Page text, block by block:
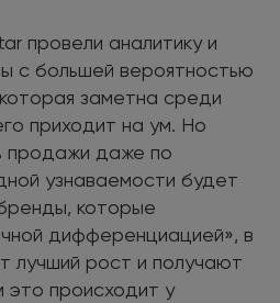
провели аналитику и
с большей вероятностью
заметна среди
приходит на ум. Но
продажи даже по
узнаваемости будет
которые
дифференциацией», в
лучший рост и получают
это происходит у